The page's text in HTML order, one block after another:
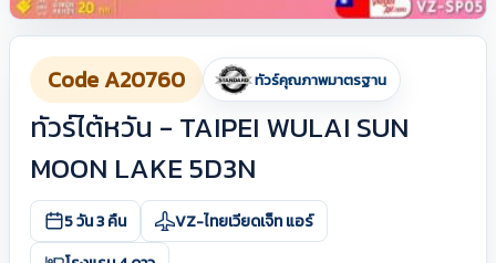
Code A20760 ทัวร์คุณภาพมาตรฐาน
ทัวร์ไต้หวัน - TAIPEI WULAI SUN
MOON LAKE 5D3N
5 วัน 3 คืน
VZ-ไทยเวียดเจ็ท แอร์